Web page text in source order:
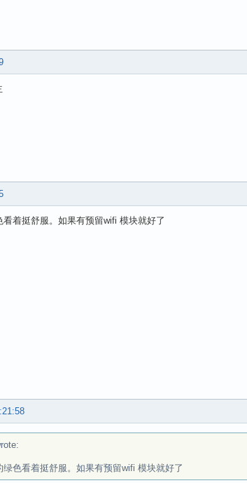
着挺舒服。如果有预留wifi 模块就好了
绿色看着挺舒服。如果有预留wifi 模块就好了